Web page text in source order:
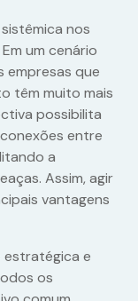
nos
um cenário
empresas que
têm muito mais
possibilita
entre
a
Assim, agir
vantagens
estratégica e
os